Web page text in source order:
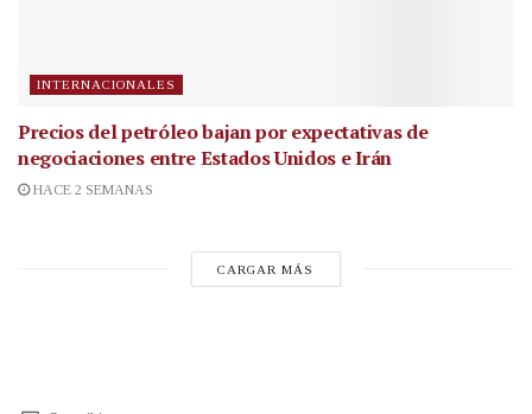
INTERNACIONALES
Precios del petróleo bajan por expectativas de
negociaciones entre Estados Unidos e Irán
HACE 2 SEMANAS
CARGAR MÁS